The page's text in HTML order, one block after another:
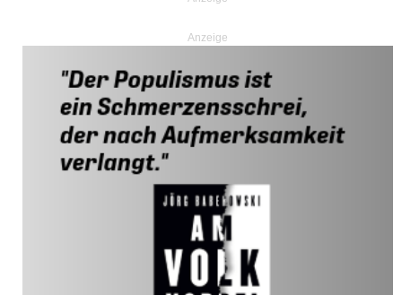
Anzeige